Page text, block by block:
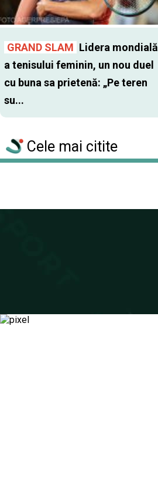
GRAND SLAM Lidera mondială
a tenisului feminin, un nou duel
cu buna sa prietenă: „Pe teren
su...
Cele mai citite